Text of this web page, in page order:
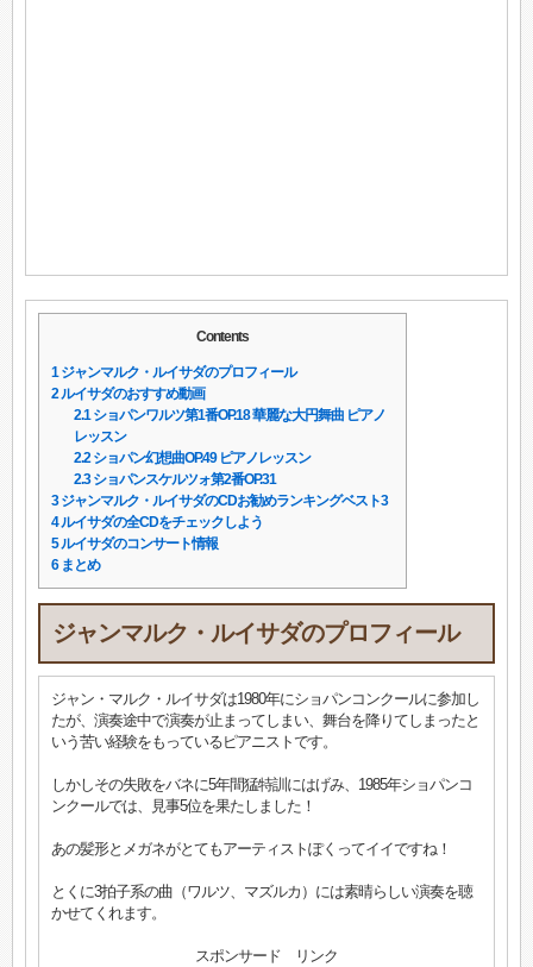
Contents
1ジャンマルク・ルイサダのプロフィール
2ルイサダのおすすめ動画
2.1ショパンワルツ第1番OP.18 華麗な大円舞曲 ピアノ
レッスン
2.2ショパン幻想曲OP.49 ピアノレッスン
2.3ショパンスケルツォ第2番OP.31
3ジャンマルク・ルイサダのCDお勧めランキングベスト3
4ルイサダの全CDをチェックしよう
5ルイサダのコンサート情報
6まとめ
ジャンマルク・ルイサダのプロフィール
ジャン・マルク・ルイサダは1980年にショパンコンクールに参加し
たが、演奏途中で演奏が止まってしまい、舞台を降りてしまったと
いう苦い経験をもっているピアニストです。
しかしその失敗をバネに5年間猛特訓にはげみ、1985年ショパンコ
ンクールでは、見事5位を果たしました！
あの髪形とメガネがとてもアーティストぽくってイイですね！
とくに3拍子系の曲（ワルツ、マズルカ）には素晴らしい演奏を聴
かせてくれます。
スポンサード リンク